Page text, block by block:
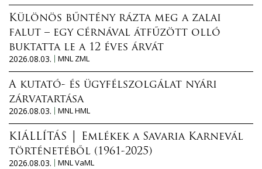
Különös bűntény rázta meg a zalai
falut – egy cérnával átfűzött olló
buktatta le a 12 éves árvát
2026.08.03.
MNL ZML
A kutató- és ügyfélszolgálat nyári
zárvatartása
2026.08.03.
MNL HML
KIÁLLÍTÁS │ Emlékek a Savaria Karnevál
történetéből (1961-2025)
2026.08.03.
MNL VaML